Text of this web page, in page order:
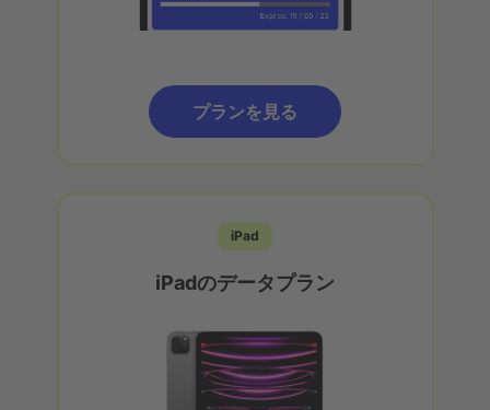
プランを見る
iPad
iPadのデータプラン